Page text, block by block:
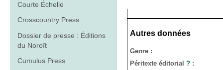
Courte Échelle
Crosscountry Press
Dossier de presse : Éditions
du Noroît
Cumulus Press
Autres données
Genre :
Péritexte éditorial ? :